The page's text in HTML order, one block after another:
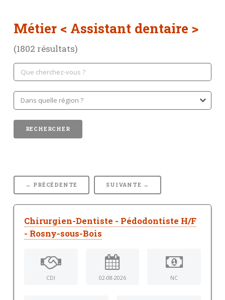
Métier < Assistant dentaire >
(1802 résultats)
← PRÉCÉDENTE SUIVANTE →
Chirurgien-Dentiste - Pédodontiste H/F
- Rosny-sous-Bois
CDI 02-08-2026 NC